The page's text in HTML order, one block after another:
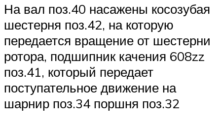
На вал поз.40 насажены косозубая
шестерня поз.42, на которую
передается вращение от шестерни
ротора, подшипник качения 608zz
поз.41, который передает
поступательное движение на
шарнир поз.34 поршня поз.32